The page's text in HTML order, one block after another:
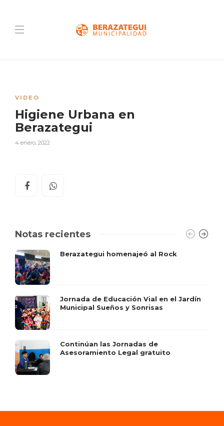
VIDEO
Higiene Urbana en
Berazategui
4 enero, 2022
Notas recientes
Berazategui homenajeó al Rock
Jornada de Educación Vial en el Jardín
Municipal Sueños y Sonrisas
Continúan las Jornadas de
Asesoramiento Legal gratuito